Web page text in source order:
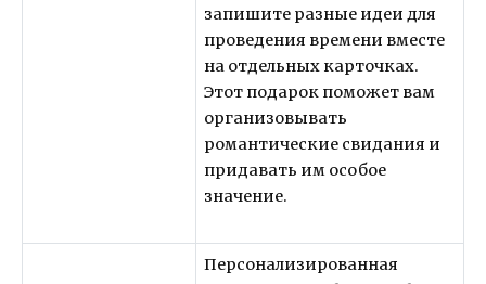
запишите разные идеи для
проведения времени вместе
на отдельных карточках.
Этот подарок поможет вам
организовывать
романтические свидания и
придавать им особое
значение.
Персонализированная